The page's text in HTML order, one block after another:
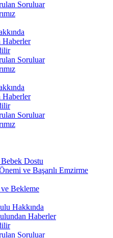
Soruluar
Soruluar
Soruluar
Dostu
ve Başarılı Emzirme
Bekleme
Hakkında
Haberler
Soruluar